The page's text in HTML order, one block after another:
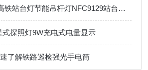
NFC9120LED高铁站台灯节能吊杆灯NFC9129站台候车室售票厅筒灯
式探照灯9W充电式电量显示
了解铁路巡检强光手电筒